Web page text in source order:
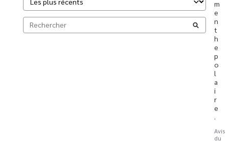
m
e
n
t
h
e
p
o
l
a
i
r
e
.
Avis
du